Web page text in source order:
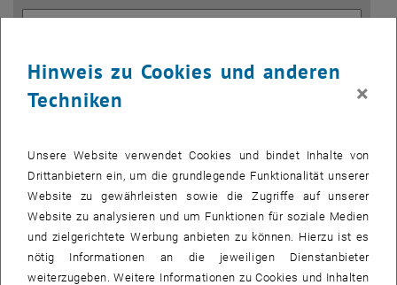
Straße und Hausnummer *
PLZ *
Hinweis zu Cookies und anderen
Techniken
×
Unsere Website verwendet Cookies und bindet Inhalte von
Drittanbietern ein, um die grundlegende Funktionalität unserer
Website zu gewährleisten sowie die Zugriffe auf unserer
Website zu analysieren und um Funktionen für soziale Medien
und zielgerichtete Werbung anbieten zu können. Hierzu ist es
nötig Informationen an die jeweiligen Dienstanbieter
weiterzugeben. Weitere Informationen zu Cookies und Inhalten